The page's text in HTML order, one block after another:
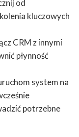
od
kluczowych
CRM z innymi
płynność
system na
potrzebne